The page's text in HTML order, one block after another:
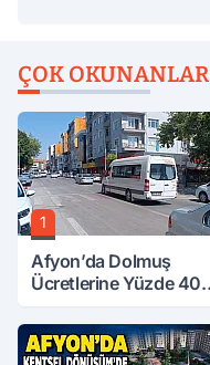
ÇOK OKUNANLAR
1
Afyon’da Dolmuş
Ücretlerine Yüzde 40